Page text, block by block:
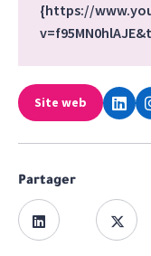
{https://
Site web
Partager